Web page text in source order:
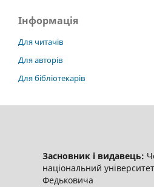
Інформація
Для читачів
Для авторів
Для бібліотекарів
Засновник і видавець:
національний
Федьковича